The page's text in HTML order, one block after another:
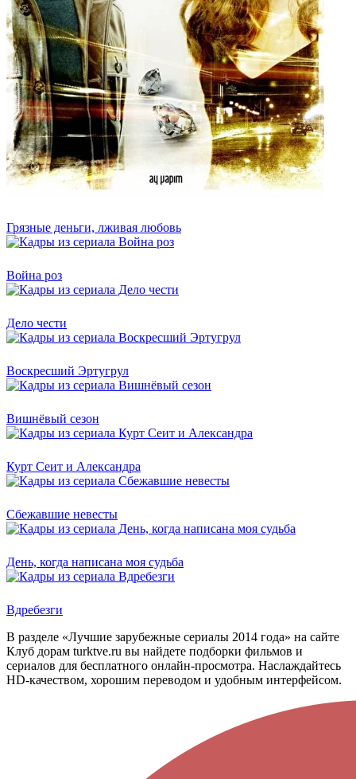
Грязные деньги, лживая любовь
Война роз
Дело чести
Воскресший Эртугрул
Вишнёвый сезон
Курт Сеит и Александра
Сбежавшие невесты
День, когда написана моя судьба
Вдребезги
В разделе «Лучшие зарубежные сериалы 2014 года» на сайте
Клуб дорам turktve.ru вы найдете подборки фильмов и
сериалов для бесплатного онлайн-просмотра. Наслаждайтесь
HD-качеством, хорошим переводом и удобным интерфейсом.